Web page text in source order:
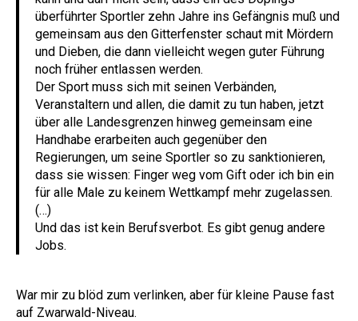
überführter Sportler zehn Jahre ins Gefängnis muß und
gemeinsam aus den Gitterfenster schaut mit Mördern
und Dieben, die dann vielleicht wegen guter Führung
noch früher entlassen werden.
Der Sport muss sich mit seinen Verbänden,
Veranstaltern und allen, die damit zu tun haben, jetzt
über alle Landesgrenzen hinweg gemeinsam eine
Handhabe erarbeiten auch gegenüber den
Regierungen, um seine Sportler so zu sanktionieren,
dass sie wissen: Finger weg vom Gift oder ich bin ein
für alle Male zu keinem Wettkampf mehr zugelassen.
(…)
Und das ist kein Berufsverbot. Es gibt genug andere
Jobs.
War mir zu blöd zum verlinken, aber für kleine Pause fast
auf Zwarwald-Niveau.